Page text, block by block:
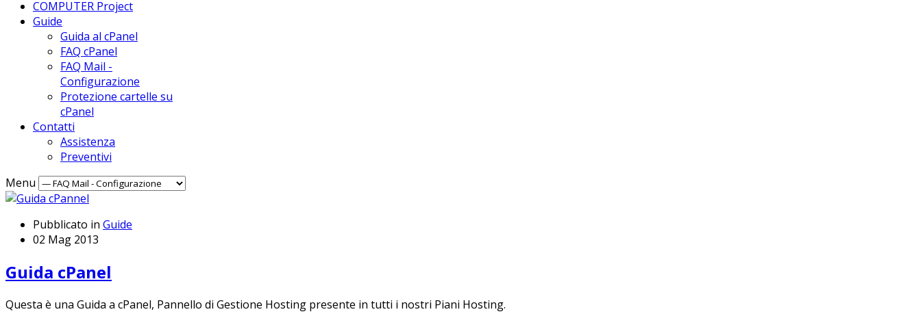
COMPUTER Project
Guide
Guida al cPanel
FAQ cPanel
FAQ Mail -
Configurazione
Protezione cartelle su
cPanel
Contatti
Assistenza
Preventivi
Menu
Pubblicato in Guide
02 Mag 2013
Guida cPanel
Questa è una Guida a cPanel, Pannello di Gestione Hosting presente in tutti i nostri Piani Hosting.